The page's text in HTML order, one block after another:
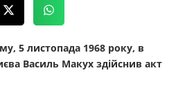
5 листопада 1968 року, в
Василь Макух здійснив акт